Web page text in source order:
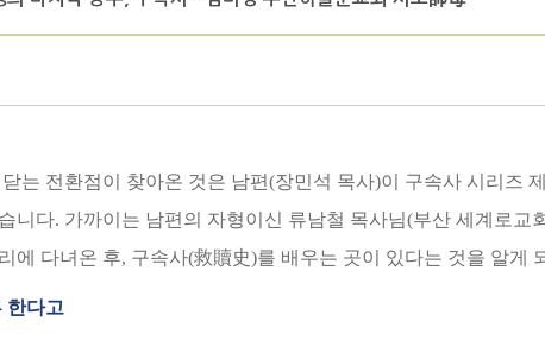
는 전환점이 찾아온 것은 남편(장민석 목사)이 구속사 시리즈
니다. 가까이는 남편의 자형이신 류남철 목사님(부산 세계로교
에 다녀온 후, 구속사(救贖史)를 배우는 곳이 있다는 것을 알게
한다고